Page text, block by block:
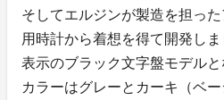
そしてエルジンが製造を担っ
用時計から着想を得て開発し
表示のブラック文字盤モデル
カラーはグレーとカーキ（ベー